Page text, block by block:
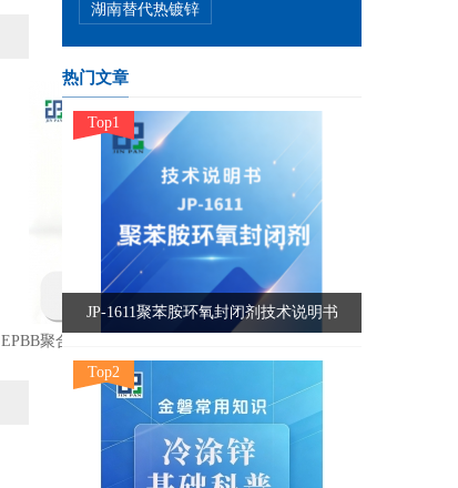
EPBB聚合物陶瓷胚料
湖南替代热镀锌
热门文章
Top1
JP-1611聚苯胺环氧封闭剂技术说明书
Top2